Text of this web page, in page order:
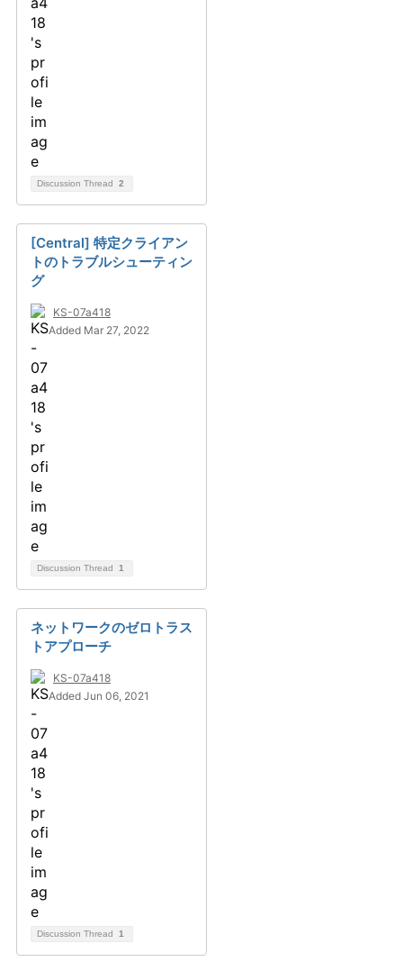
Discussion Thread 2
[Central] 特定クライアン
トのトラブルシューティン
グ
KS-07a418
Added Mar 27, 2022
Discussion Thread 1
ネットワークのゼロトラス
トアプローチ
KS-07a418
Added Jun 06, 2021
Discussion Thread 1